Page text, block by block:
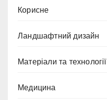
Корисне
Ландшафтний дизайн
Матеріали та технології
Медицина